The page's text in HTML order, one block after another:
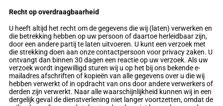
Recht op overdraagbaarheid
U heeft altijd het recht om de gegevens die wij (laten) verwerken en
die betrekking hebben op uw persoon of daartoe herleidbaar zijn,
door een andere partij te laten uitvoeren. U kunt een verzoek met
die strekking doen aan onze contactpersoon voor privacy zaken. U
ontvangt dan binnen 30 dagen een reactie op uw verzoek. Als uw
verzoek wordt ingewilligd sturen wij u op het bij ons bekende e-
mailadres afschriften of kopieën van alle gegevens over u die wij
hebben verwerkt of in opdracht van ons door andere verwerkers of
derden zijn verwerkt. Naar alle waarschijnlijkheid kunnen wij in een
dergelijk geval de dienstverlening niet langer voortzetten, omdat de